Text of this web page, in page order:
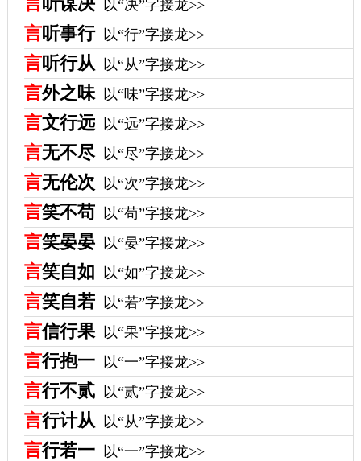
以“决”字接龙>>
言听事行 以“行”字接龙>>
言听行从 以“从”字接龙>>
言外之味 以“味”字接龙>>
言文行远 以“远”字接龙>>
言无不尽 以“尽”字接龙>>
言无伦次 以“次”字接龙>>
言笑不苟 以“苟”字接龙>>
言笑晏晏 以“晏”字接龙>>
言笑自如 以“如”字接龙>>
言笑自若 以“若”字接龙>>
言信行果 以“果”字接龙>>
言行抱一 以“一”字接龙>>
言行不贰 以“贰”字接龙>>
言行计从 以“从”字接龙>>
言行若一 以“一”字接龙>>